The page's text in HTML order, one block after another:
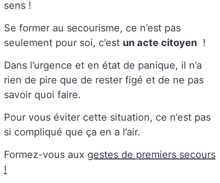
sens !
Se former au secourisme, ce n’est pas
seulement pour soi, c’est un acte citoyen !
Dans l’urgence et en état de panique, il n’a
rien de pire que de rester figé et de ne pas
savoir quoi faire.
Pour vous éviter cette situation, ce n’est pas
si compliqué que ça en a l’air.
Formez-vous aux gestes de premiers secours
!